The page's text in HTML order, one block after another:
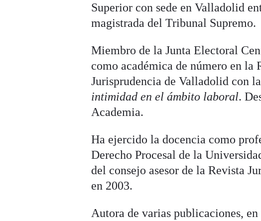
Superior con sede en Valladolid
magistrada del Tribunal Supremo.
Miembro de la Junta Electoral
como académica de número en
Jurisprudencia de Valladolid con
intimidad en el ámbito laboral.
Academia.
Ha ejercido la docencia como
Derecho Procesal de la
del consejo asesor de la Revista
en 2003.
Autora de varias publicaciones,